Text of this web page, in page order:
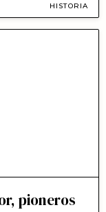
HISTORIA
pioneros